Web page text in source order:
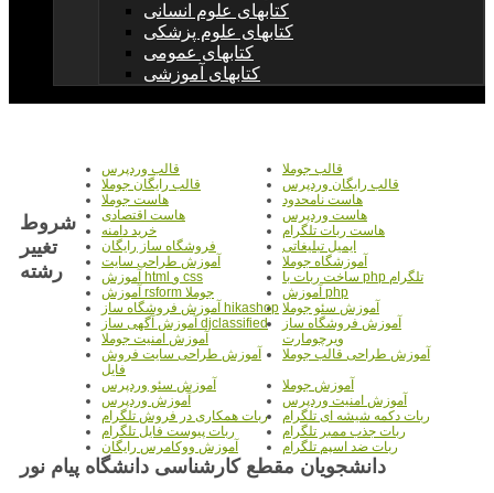
کتابهای علوم انسانی
کتابهای علوم پزشکی
کتابهای عمومی
کتابهای آموزشی
قالب جوملا
قالب وردپرس
قالب رایگان وردپرس
قالب رایگان جوملا
هاست نامحدود
هاست جوملا
هاست وردپرس
هاست اقتصادی
هاست ربات تلگرام
خرید دامنه
ایمیل تبلیغاتی
فروشگاه ساز رایگان
آموزشگاه جوملا
آموزش طراحی سایت
ساخت ربات با php تلگرام
آموزش html و css
آموزش php
آموزش rsform جوملا
آموزش سئو جوملا آموزش فروشگاه ساز hikashop
آموزش فروشگاه ساز
ویرچومارت
آموزش آگهی ساز djclassified
آموزش امنیت جوملا
آموزش طراحی قالب جوملا
آموزش طراحی سایت فروش
فایل
آموزش جوملا
آموزش سئو وردپرس
آموزش امنیت وردپرس
آموزش وردپرس
ربات دکمه شیشه ای تلگرام
ربات همکاری در فروش تلگرام
ربات جذب ممبر تلگرام
ربات پیوست فایل تلگرام
ربات ضد اسپم تلگرام
آموزش ووکامرس رایگان
شروط
تغییر
رشته
دانشجویان مقطع کارشناسی دانشگاه پیام نور